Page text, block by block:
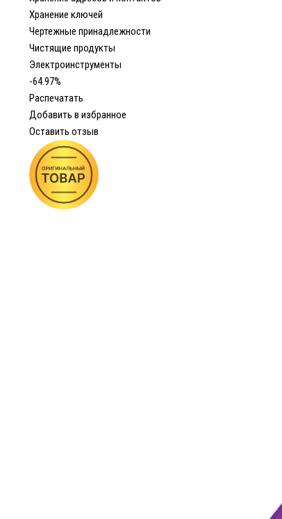
Хранение ключей
Чертежные принадлежности
Чистящие продукты
Электроинструменты
-64.97%
Распечатать
Добавить в избранное
Оставить отзыв